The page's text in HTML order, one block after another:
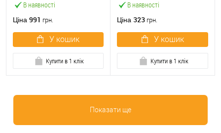
В наявності
Ціна 991 грн.
У кошик
Купити в 1 клік
В наявності
Ціна 323 грн.
У кошик
Купити в 1 клік
Показати ще